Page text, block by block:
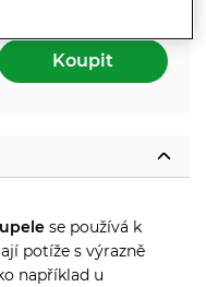
Koupit
se používá k
potíže s výrazně
například u